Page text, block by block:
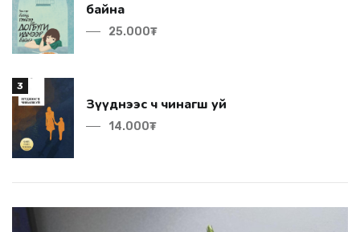
байна
25.000₮
3
Зүүднээс ч чинагш уй
14.000₮